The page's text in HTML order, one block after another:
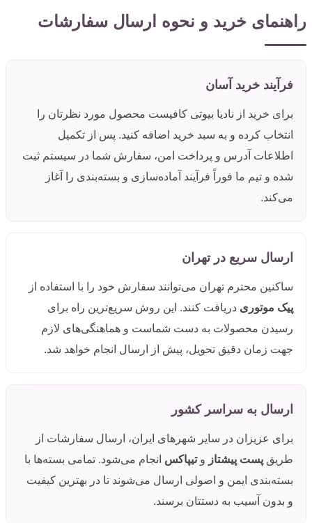
راهنمای خرید و نحوه ارسال سفارشات
فرآیند خرید آسان
برای خرید از نادیا بیوتی کافیست محصول مورد نظرتان را
انتخاب کرده و به سبد خرید اضافه کنید. پس از تکمیل
اطلاعات آدرس و پرداخت امن، سفارش شما در سیستم ثبت
شده و تیم ما فوراً فرآیند آماده‌سازی و بسته‌بندی را آغاز
می‌کند.
ارسال سریع در تهران
ساکنین محترم تهران می‌توانند سفارش خود را با استفاده از
پیک موتوری دریافت کنند. این روش سریع‌ترین راه برای
رسیدن محصولات به دست شماست و هماهنگی‌های لازم
جهت زمان دقیق تحویل، پیش از ارسال انجام خواهد شد.
ارسال به سراسر کشور
برای عزیزان در سایر شهرهای ایران، ارسال سفارشات از
طریق پست پیشتاز وتیپاکس انجام می‌شود. تمامی بسته‌ها با
بسته‌بندی ایمن و اصولی ارسال می‌شوند تا در بهترین کیفیت
و بدون آسیب به دستتان برسند.